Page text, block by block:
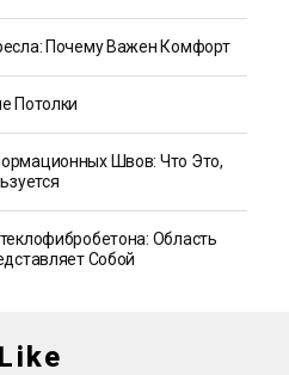
Почему Важен Комфорт
Потолки
Швов: Что Это,
Область
Собой